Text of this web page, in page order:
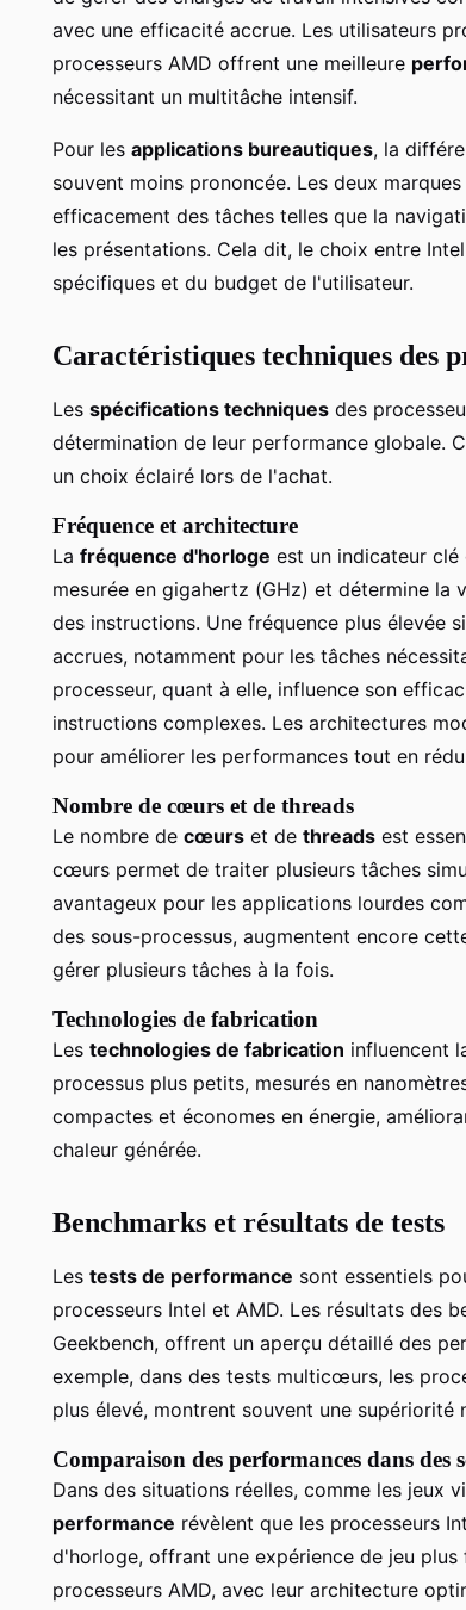
avec une efficacité accrue. Les utilisateurs
processeurs AMD offrent une meilleure
nécessitant un multitâche intensif.
Pour les applications bureautiques, la
souvent moins prononcée. Les deux
efficacement des tâches telles que la
les présentations. Cela dit, le choix entre
spécifiques et du budget de l'utilisateur.
Caractéristiques techniques des
Les spécifications techniques des
détermination de leur performance globale.
un choix éclairé lors de l'achat.
Fréquence et architecture
La fréquence d'horloge est un indicateur clé
mesurée en gigahertz (GHz) et détermine la
des instructions. Une fréquence plus élevée
accrues, notamment pour les tâches
processeur, quant à elle, influence son
instructions complexes. Les architectures
pour améliorer les performances tout en
Nombre de cœurs et de threads
Le nombre de cœurs et de threads est
cœurs permet de traiter plusieurs tâches
avantageux pour les applications lourdes
des sous-processus, augmentent encore
gérer plusieurs tâches à la fois.
Technologies de fabrication
Les technologies de fabrication influencent
processus plus petits, mesurés en
compactes et économes en énergie,
chaleur générée.
Benchmarks et résultats de tests
Les tests de performance sont essentiels
processeurs Intel et AMD. Les résultats des
Geekbench, offrent un aperçu détaillé des
exemple, dans des tests multicœurs, les
plus élevé, montrent souvent une supériorité
Comparaison des performances dans des
Dans des situations réelles, comme les jeux
performance révèlent que les processeurs
d'horloge, offrant une expérience de jeu
processeurs AMD, avec leur architecture